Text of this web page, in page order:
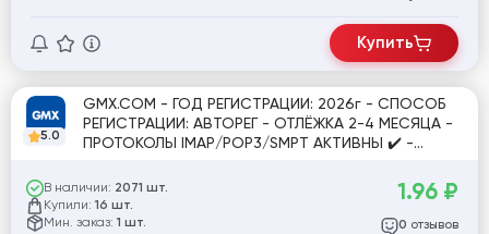
Купить
5.0
GMX.COM - ГОД РЕГИСТРАЦИИ: 2026г - СПОСОБ
РЕГИСТРАЦИИ: АВТОРЕГ - ОТЛЁЖКА 2-4 МЕСЯЦА -
ПРОТОКОЛЫ IMAP/POP3/SMPT АКТИВНЫ ✔️ -
[842569]
В наличии: 2071 шт.
Купили: 16 шт.
Мин. заказ: 1 шт.
1.96 ₽
0 отзывов